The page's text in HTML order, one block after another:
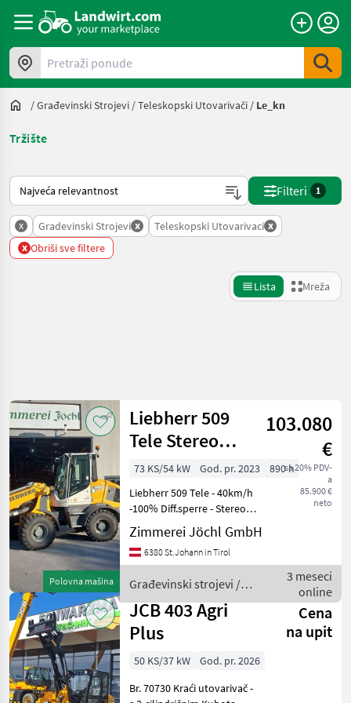
Pretraži ponude
/Građevinski Strojevi /Teleskopski Utovarivači / Le_kn
Tržište
Način na koji sortira Landwirt.com
Filteri 1
x Gradevinski Strojevi x Teleskopski Utovarivaci x
x Obriši sve filtere
Lista Mreža
Kategorija 3 Država Filteri
TRENUTNA
PUTANJA
Izgradnja
Gradevinski
Strojevi
Teleskopski
Utovarivaci
IZABERITE
KATEGORIJU
JCB
5
Schäffer
5
Resetuj
Prikaži
21
rezultata
Polovna mašina
Liebherr 509
Tele Stereo
Schnellläufer
103.080
€
sa 20% PDV-
a
85.900 €
neto
73 KS/54 kW God. pr. 2023
890 h
Liebherr 509 Tele - 40km/h
-100% Diff.sperre - Stereo
Lenkung - LED
Arbeitsscheinwerfer -
Fahrschwingungsdämpfer -
Außenspie
Zimmerei Jöchl GmbH
6380 St.Johann in Tirol
Građevinski strojevi /
Liebherr
3 meseci
online
JCB 403 Agri
Plus
Cena
na upit
50 KS/37 kW
God. pr. 2026
Br. 70730 Kraći utovarivač -